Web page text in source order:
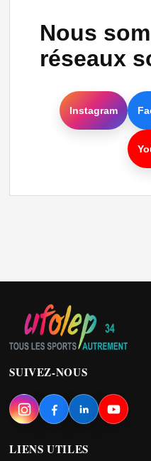
Nous
réseaux
Instagram
SUIVEZ-NOUS
LIENS UTILES